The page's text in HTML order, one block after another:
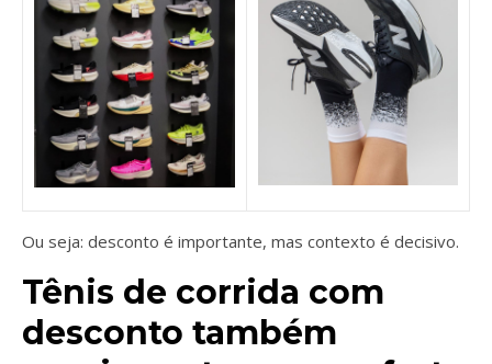
Ou seja: desconto é importante, mas contexto é decisivo.
Tênis de corrida com
desconto também